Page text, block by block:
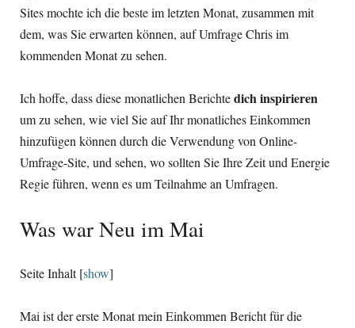
Sites mochte ich die beste im letzten Monat, zusammen mit
dem, was Sie erwarten können, auf Umfrage Chris im
kommenden Monat zu sehen.
Ich hoffe, dass diese monatlichen Berichtedich inspirieren
um zu sehen, wie viel Sie auf Ihr monatliches Einkommen
hinzufügen können durch die Verwendung von Online-
Umfrage-Site, und sehen, wo sollten Sie Ihre Zeit und Energie
Regie führen, wenn es um Teilnahme an Umfragen.
Was war Neu im Mai
Seite Inhalt [show]
Mai ist der erste Monat mein Einkommen Bericht für die